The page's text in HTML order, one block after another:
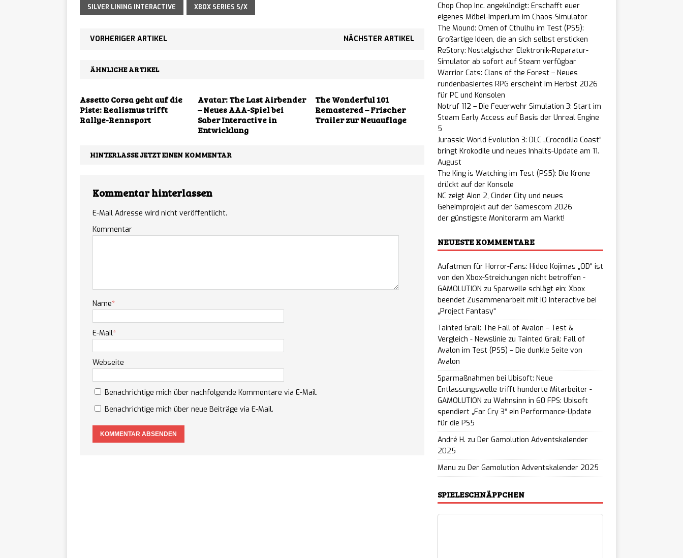
SILVER LINING INTERACTIVE XBOX SERIES S/X
VORHERIGER ARTIKEL NÄCHSTER ARTIKEL
ÄHNLICHE ARTIKEL
Assetto Corsa geht auf die
Piste: Realismus trifft
Rallye-Rennsport
Avatar: The Last Airbender
– Neues AAA-Spiel bei
Saber Interactive in
Entwicklung
The Wonderful 101
Remastered – Frischer
Trailer zur Neuauflage
HINTERLASSE JETZT EINEN KOMMENTAR
Kommentar hinterlassen
E-Mail Adresse wird nicht veröffentlicht.
Kommentar
Name*
E-Mail*
Webseite
Benachrichtige mich über nachfolgende Kommentare via E-Mail.
Benachrichtige mich über neue Beiträge via E-Mail.
Chop Chop Inc. angekündigt: Erschafft euer
eigenes Möbel-Imperium im Chaos-Simulator
The Mound: Omen of Cthulhu im Test (PS5):
Großartige Ideen, die an sich selbst ersticken
ReStory: Nostalgischer Elektronik-Reparatur-
Simulator ab sofort auf Steam verfügbar
Warrior Cats: Clans of the Forest – Neues
rundenbasiertes RPG erscheint im Herbst 2026
für PC und Konsolen
Notruf 112 – Die Feuerwehr Simulation 3: Start im
Steam Early Access auf Basis der Unreal Engine
5
Jurassic World Evolution 3: DLC „Crocodilia Coast“
bringt Krokodile und neues Inhalts-Update am 11.
August
The King is Watching im Test (PS5): Die Krone
drückt auf der Konsole
NC zeigt Aion 2, Cinder City und neues
Geheimprojekt auf der Gamescom 2026
der günstigste Monitorarm am Markt!
NEUESTE KOMMENTARE
Aufatmen für Horror-Fans: Hideo Kojimas „OD“ ist
von den Xbox-Streichungen nicht betroffen -
GAMOLUTION zu Sparwelle schlägt ein: Xbox
beendet Zusammenarbeit mit IO Interactive bei
„Project Fantasy“
Tainted Grail: The Fall of Avalon – Test &
Vergleich - Newslinie zu Tainted Grail: Fall of
Avalon im Test (PS5) – Die dunkle Seite von
Avalon
Sparmaßnahmen bei Ubisoft: Neue
Entlassungswelle trifft hunderte Mitarbeiter -
GAMOLUTION zu Wahnsinn in 60 FPS: Ubisoft
spendiert „Far Cry 3“ ein Performance-Update
für die PS5
André H. zu Der Gamolution Adventskalender
2025
Manu zu Der Gamolution Adventskalender 2025
SPIELESCHNÄPPCHEN